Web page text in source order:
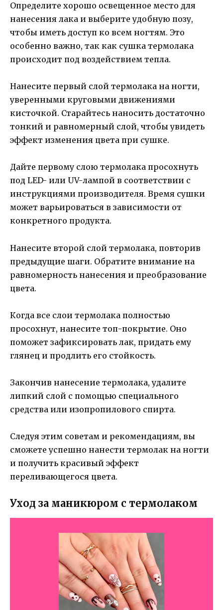
Определите хорошо освещенное место для
нанесения лака и выберите удобную позу,
чтобы иметь доступ ко всем ногтям. Это
особенно важно, так как сушка термолака
происходит под воздействием тепла.
Нанесите первый слой термолака на ногти,
уверенными круговыми движениями
кисточкой. Старайтесь наносить достаточно
тонкий и равномерный слой, чтобы увидеть
эффект изменения цвета при сушке.
Дайте первому слою термолака просохнуть
под LED- или UV-лампой в соответствии с
инструкциями производителя. Время сушки
может варьироваться в зависимости от
конкретного продукта.
Нанесите второй слой термолака, повторив
предыдущие шаги. Обратите внимание на
равномерность нанесения и преобразование
цвета.
Когда все слои термолака полностью
просохнут, нанесите топ-покрытие. Оно
поможет зафиксировать лак, придать ему
глянец и продлить его стойкость.
Закончив нанесение термолака, удалите
липкий слой с помощью специального
средства или изопропилового спирта.
Следуя этим советам и рекомендациям, вы
сможете успешно нанести термолак на ногти
и получить красивый эффект
переливающегося цвета.
Уход за маникюром с термолаком